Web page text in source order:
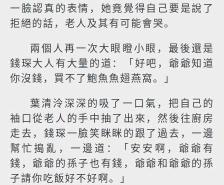
一臉認真的表情，她竟覺得自己要是說了
拒絕的話，老人及其有可能會哭。
兩個人再一次大眼瞪小眼，最後還是
錢琛大人有大量的道：「好吧，爺爺知道
你沒錢，買不了鮑魚魚翅燕窩。」
葉清泠深深的吸了一口氣，把自己的
袖口從老人的手中抽了出來，然後往廚房
走去，錢琛一臉笑眯眯的跟了過去，一邊
幫忙搗亂，一邊道：「安安啊，爺爺有
錢，爺爺的孫子也有錢，爺爺和爺爺的孫
子請你吃飯好不好啊。」